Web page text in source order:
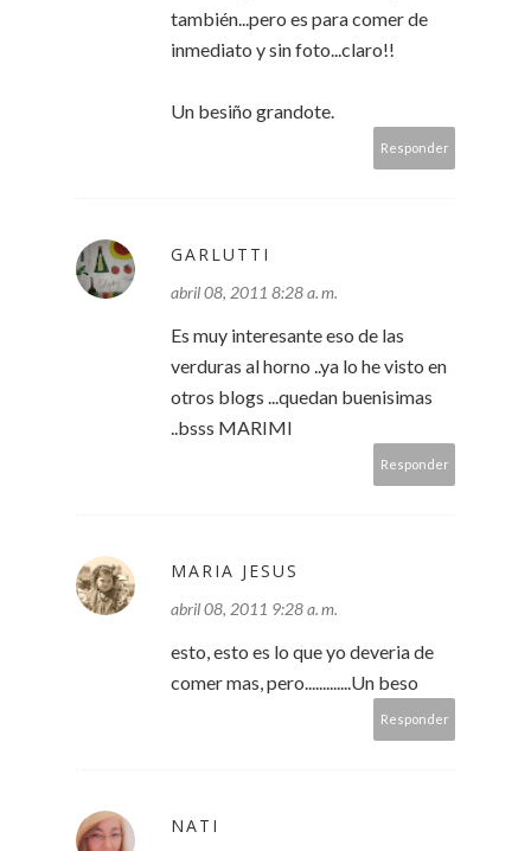
también...pero es para comer de
inmediato y sin foto...claro!!
Un besiño grandote.
Responder
GARLUTTI
abril 08, 2011 8:28 a. m.
Es muy interesante eso de las
verduras al horno ..ya lo he visto en
otros blogs ...quedan buenisimas
..bsss MARIMI
Responder
MARIA JESUS
abril 08, 2011 9:28 a. m.
esto, esto es lo que yo deveria de
comer mas, pero.............Un beso
Responder
NATI